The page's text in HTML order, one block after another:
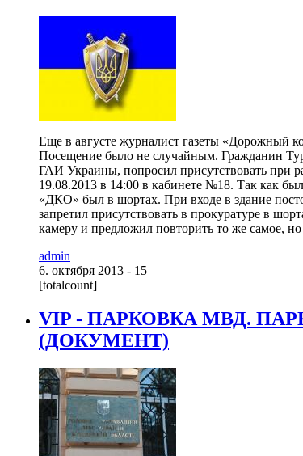
Еще в августе журналист газеты «Дорожный
Посещение было не случайным. Гражданин
ГАИ Украины, попросил присутствовать при
19.08.2013 в 14:00 в кабинете №18. Так как
«ДКО» был в шортах. При входе в здание
запретил присутствовать в прокуратуре в
камеру и предложил повторить то же самое,
admin
6. октября 2013 - 15
[totalcount]
VIP - ПАРКОВКА МВД.
(ДОКУМЕНТ)